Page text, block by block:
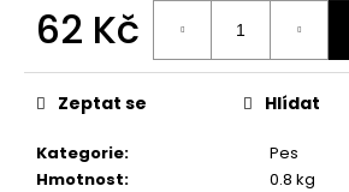
62 Kč
cena:
Kategorie:
Pes
Hmotnost:
0.8 kg
Zeptat se Hlídat
p
r
u
u